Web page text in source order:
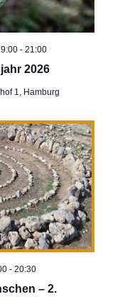
2026
- 21:00
1, Hamburg
– 2.
- 20:30